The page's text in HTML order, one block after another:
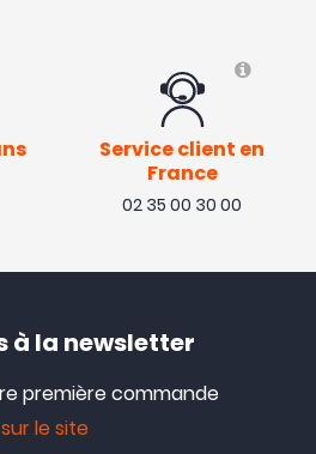
Service client en
France
02 35 00 30 00
à la newsletter
première commande
le site